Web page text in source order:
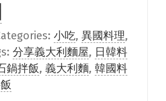
小吃, 異國料理,
分享義大利麵屋, 日韓料
鍋拌飯, 義大利麵, 韓國料